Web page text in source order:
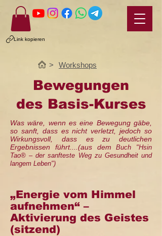
Link kopieren
> Workshops
Bewegungen
des Basis-Kurses
Was wäre, wenn es eine Bewegung gäbe,
so sanft, dass es nicht verletzt, jedoch so
Wirkungsvoll, dass es zu deutlichen
Ergebnissen führt....(aus demBuch "Hsin
Tao® – der sanfteste Weg zu Gesundheit und
langem Leben")
„Energie vom Himmel
aufnehmen“ –
Aktivierung des Geistes
(sitzend)